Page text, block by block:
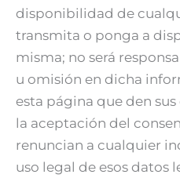
disponibilidad de
transmita o ponga a
misma; no será
u omisión en dicha
esta página que den
la aceptación del
renuncian a cualquier
uso legal de esos datos